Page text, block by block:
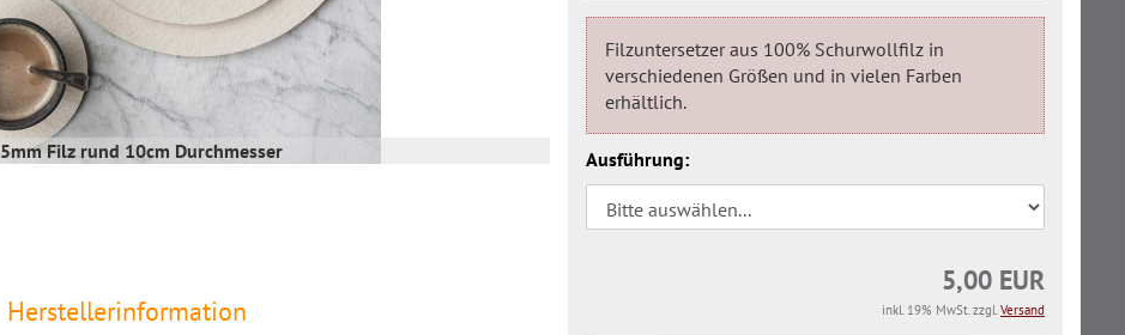
5mm Filz rund 10cm Durchmesser
Filzuntersetzer aus 100% Schurwollfilz in
verschiedenen Größen und in vielen Farben
erhältlich.
Ausführung:
5,00 EUR
inkl. 19% MwSt. zzgl.Versand
Herstellerinformation